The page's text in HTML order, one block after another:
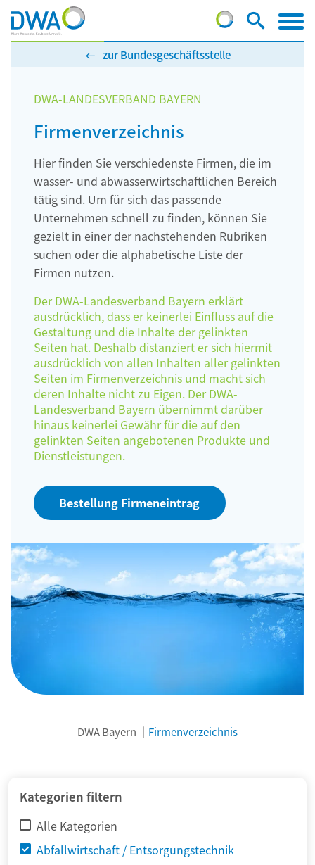
zur Bundesgeschäftsstelle
DWA-LANDESVERBAND BAYERN
Firmenverzeichnis
Hier finden Sie verschiedenste Firmen, die im
wasser- und abwasserwirtschaftlichen Bereich
tätig sind. Um für sich das passende
Unternehmen schnell zu finden, können Sie
gezielt in einer der nachstehenden Rubriken
suchen oder die alphabetische Liste der
Firmen nutzen.
Der DWA-Landesverband Bayern erklärt
ausdrücklich, dass er keinerlei Einfluss auf die
Gestaltung und die Inhalte der gelinkten
Seiten hat. Deshalb distanziert er sich hiermit
ausdrücklich von allen Inhalten aller gelinkten
Seiten im Firmenverzeichnis und macht sich
deren Inhalte nicht zu Eigen. Der DWA-
Landesverband Bayern übernimmt darüber
hinaus keinerlei Gewähr für die auf den
gelinkten Seiten angebotenen Produkte und
Dienstleistungen.
Bestellung Firmeneintrag
DWA Bayern Firmenverzeichnis
Kategorien filtern
Alle Kategorien
Abfallwirtschaft / Entsorgungstechnik